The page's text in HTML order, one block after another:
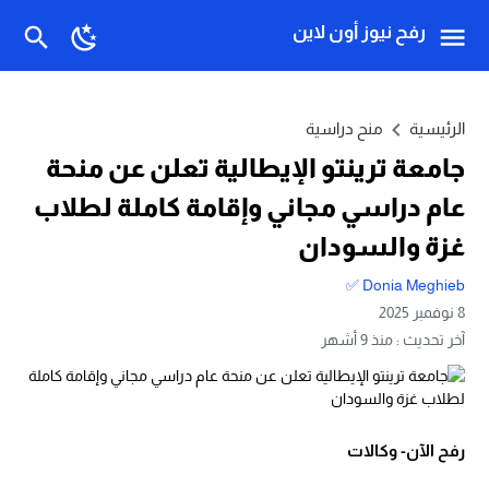
رفح نيوز أون لاين
الرئيسية منح دراسية
جامعة ترينتو الإيطالية تعلن عن منحة
عام دراسي مجاني وإقامة كاملة لطلاب
غزة والسودان
Donia Meghieb ✅
8 نوفمبر 2025
آخر تحديث :منذ 9 أشهر
رفح الآن- وكالات